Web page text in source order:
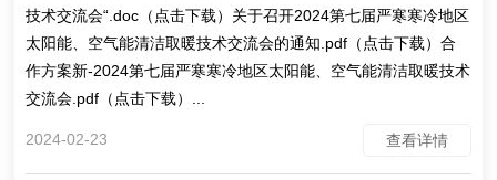
技术交流会“.doc（点击下载）关于召开2024第七届严寒寒冷地区
太阳能、空气能清洁取暖技术交流会的通知.pdf（点击下载）合
作方案新-2024第七届严寒寒冷地区太阳能、空气能清洁取暖技术
交流会.pdf（点击下载）...
2024-02-23 查看详情